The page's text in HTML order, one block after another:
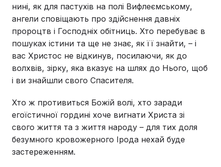
нині, як для пастухів на полі Вифлеємському,
ангели сповіщають про здійснення давніх
пророцтв і Господніх обітниць. Хто перебуває в
пошуках істини та ще не знає, як її знайти, – і
вас Христос не відкинув, посилаючи, як до
волхвів, зірку, яка вказує на шлях до Нього, щоб
і ви знайшли свого Спасителя.
Хто ж противиться Божій волі, хто заради
егоїстичної гордині хоче вигнати Христа зі
свого життя та з життя народу – для тих доля
безумного кровожерного Ірода нехай буде
застереженням.